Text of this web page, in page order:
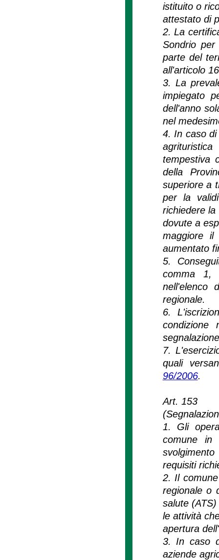
istituito o
attestato di
2. La
Sondrio
parte del
all'articolo
3. La
impiegato
dell'anno
nel
4. In caso
tempestiva
della
superiore a
per la
richiedere
dovute a
maggiore
aumentato
5.
comma 1,
nell'elenco
regionale.
6.
condizione
7.
quali
96/2006.
Art. 153
1. Gli
comune in
requisiti
2. Il
regionale o
salute
le attività
apertura
3. In caso
aziende